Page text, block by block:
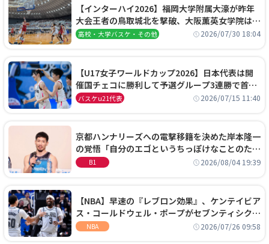
【インターハイ2026】福岡大学附属大濠が昨年
大会王者の鳥取城北を撃破、大阪薫英女学院は岐
阜女子に完勝、大会3日目試合結果
高校・大学バスケ・その他 2026/07/30 18:04
【U17女子ワールドカップ2026】日本代表は開
催国チェコに勝利して予選グループ3連勝で首位
通過！準々決勝の相手はエジプトに決定
バスケu21代表 2026/07/15 11:40
京都ハンナリーズへの電撃移籍を決めた岸本隆一
の覚悟「自分のエゴというちっぽけなことのため
に、京都に来たわけではない」
B1 2026/08/04 19:39
【NBA】早速の『レブロン効果』、ケンテイビア
ス・コールドウェル・ポープがセブンティシクサ
ーズに1年契約で加入
NBA 2026/07/26 09:58